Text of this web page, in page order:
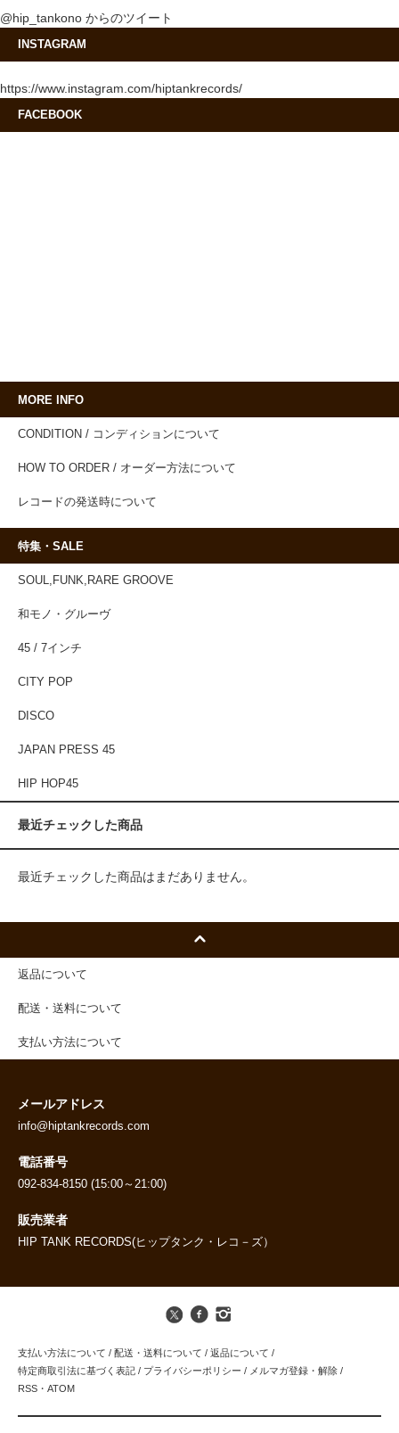
@hip_tankono からのツイート
INSTAGRAM
https://www.instagram.com/hiptankrecords/
FACEBOOK
MORE INFO
CONDITION / コンディションについて
HOW TO ORDER / オーダー方法について
レコードの発送時について
特集・SALE
SOUL,FUNK,RARE GROOVE
和モノ・グルーヴ
45 / 7インチ
CITY POP
DISCO
JAPAN PRESS 45
HIP HOP45
最近チェックした商品
最近チェックした商品はまだありません。
返品について
配送・送料について
支払い方法について
メールアドレス
info@hiptankrecords.com
電話番号
092-834-8150 (15:00～21:00)
販売業者
HIP TANK RECORDS(ヒップタンク・レコ－ズ）
支払い方法について / 配送・送料について / 返品について /
特定商取引法に基づく表記 / プライバシーポリシー / メルマガ登録・解除 /
RSS ・ ATOM